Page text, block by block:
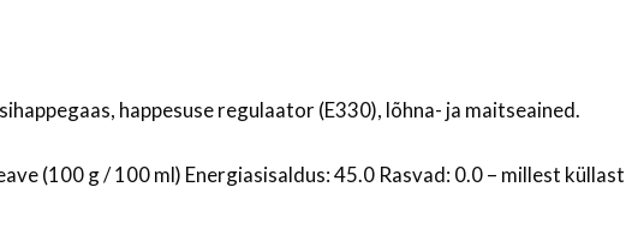
happesuse regulaator (E330), lõhna- ja maitseained.
(100 g / 100 ml) Energiasisaldus: 45.0 Rasvad: 0.0 – millest